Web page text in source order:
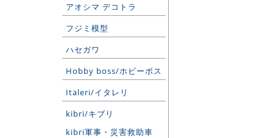
アオシマ デコトラ
フジミ模型
ハセガワ
Hobby boss/ホビーボス
Italeri/イタレリ
kibri/キブリ
kibri軍事・災害救助車